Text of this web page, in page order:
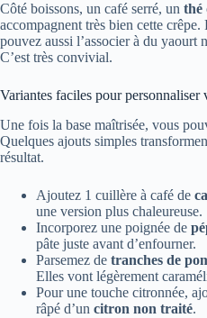
Côté boissons, un café serré, un thé
accompagnent très bien cette
pouvez aussi l’associer à du yaourt
C’est très convivial.
Variantes faciles pour personnaliser
Une fois la base maîtrisée, vous
Quelques ajouts simples
résultat.
Ajoutez 1 cuillère à café de
une version plus chaleureuse.
Incorporez une poignée de
pâte juste avant d’enfourner.
Parsemez de tranches de
Elles vont légèrement
Pour une touche citronnée,
râpé d’un citron non traité.